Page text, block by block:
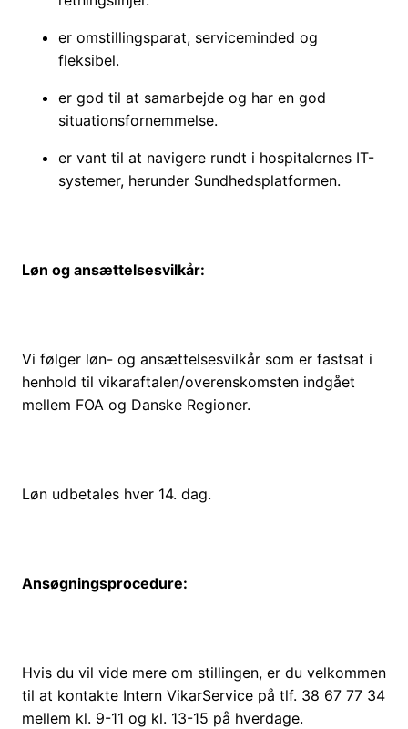
er omstillingsparat, serviceminded og
fleksibel.
er god til at samarbejde og har en god
situationsfornemmelse.
er vant til at navigere rundt i hospitalernes IT-
systemer, herunder Sundhedsplatformen.
Løn og ansættelsesvilkår:
Vi følger løn- og ansættelsesvilkår som er fastsat i
henhold til vikaraftalen/overenskomsten indgået
mellem FOA og Danske Regioner.
Løn udbetales hver 14. dag.
Ansøgningsprocedure:
Hvis du vil vide mere om stillingen, er du velkommen
til at kontakte Intern VikarService på tlf. 38 67 77 34
mellem kl. 9-11 og kl. 13-15 på hverdage.